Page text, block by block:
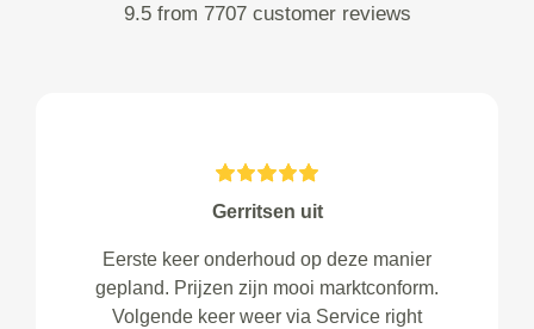
9.5 from 7707 customer reviews
Gerritsen uit
Eerste keer onderhoud op deze manier
gepland. Prijzen zijn mooi marktconform.
Volgende keer weer via Service right